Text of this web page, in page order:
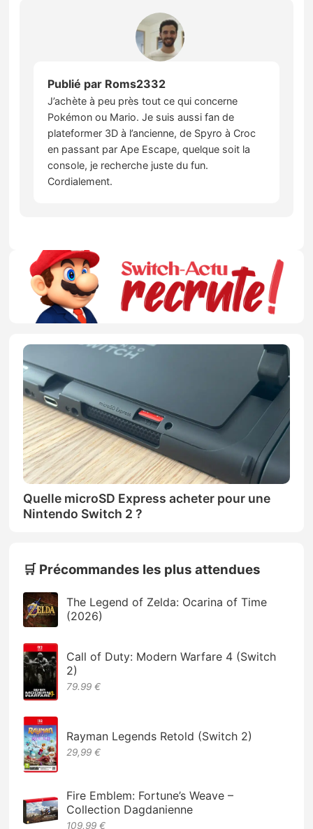
Publié par Roms2332
J’achète à peu près tout ce qui concerne
Pokémon ou Mario. Je suis aussi fan de
plateformer 3D à l’ancienne, de Spyro à Croc
en passant par Ape Escape, quelque soit la
console, je recherche juste du fun.
Cordialement.
Quelle microSD Express acheter pour une
Nintendo Switch 2 ?
🛒 Précommandes les plus attendues
The Legend of Zelda: Ocarina of Time
(2026)
Call of Duty: Modern Warfare 4 (Switch
2)
79.99 €
Rayman Legends Retold (Switch 2)
29,99 €
Fire Emblem: Fortune’s Weave –
Collection Dagdanienne
109,99 €